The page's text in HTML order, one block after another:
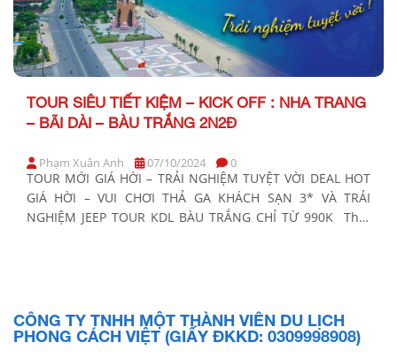
TOUR SIÊU TIẾT KIỆM – KICK OFF : NHA TRANG
– BÃI DÀI – BÀU TRẮNG 2N2Đ
Phạm Xuân Anh 07/10/2024 0
TOUR MỚI GIÁ HỜI – TRẢI NGHIỆM TUYỆT VỜI DEAL HOT
GIÁ HỜI – VUI CHƠI THẢ GA KHÁCH SẠN 3* VÀ TRẢI
NGHIỆM JEEP TOUR KDL BÀU TRẮNG CHỈ TỪ 990K Thời
CÔNG TY TNHH MỘT THÀNH VIÊN DU LỊCH
PHONG CÁCH VIỆT (GIẤY ĐKKD: 0309998908)